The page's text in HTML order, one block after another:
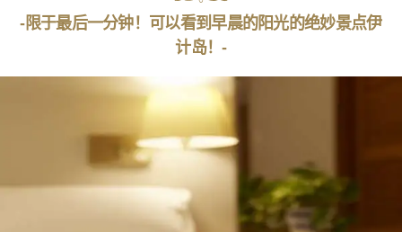
-限于最后一分钟！可以看到早晨的阳光的绝妙景点伊
计岛！-